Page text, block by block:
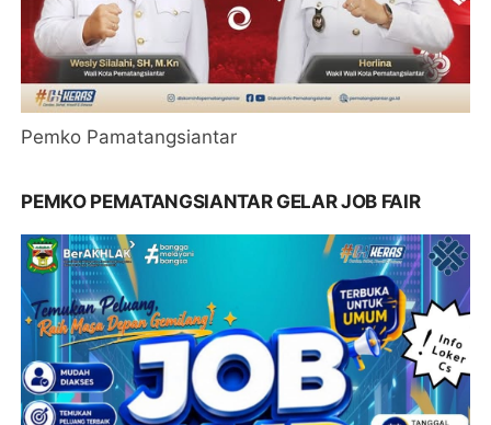
Pemko Pamatangsiantar
PEMKO PEMATANGSIANTAR GELAR JOB FAIR